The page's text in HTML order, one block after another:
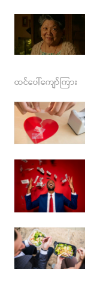
ထင်ပေါ်ကျော်ကြား